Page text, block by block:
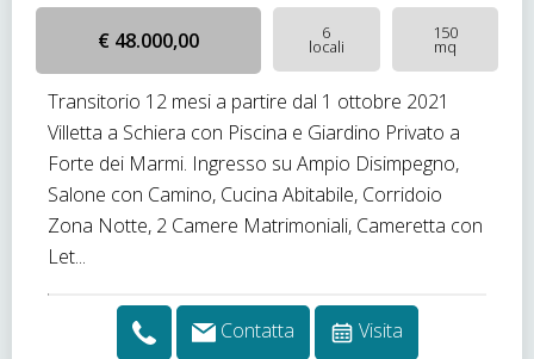
€ 48.000,00 6
locali
150
mq
Transitorio 12 mesi a partire dal 1 ottobre 2021
Villetta a Schiera con Piscina e Giardino Privato a
Forte dei Marmi. Ingresso su Ampio Disimpegno,
Salone con Camino, Cucina Abitabile, Corridoio
Zona Notte, 2 Camere Matrimoniali, Cameretta con
Let...
Contatta Visita